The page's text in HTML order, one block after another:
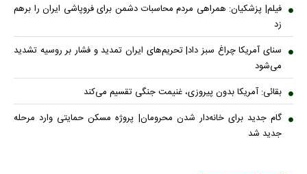
فیلم| پزشکیان: همراهی مردم محاسبات دشمن برای فروپاشی ایران را برهم
زد
سنای آمریکا چراغ سبز داد| تحریم‌های ایران تمدید و فشار بر روسیه تشدید
می‌شود
بقائی: آمریکا بدون پیروزی، غنیمت جنگی تقسیم می‌کند
گام جدید برای خانه‌دار شدن محرومان| پروژه مسکن حمایتی وارد مرحله
جدید شد